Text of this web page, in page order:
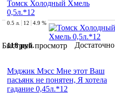
Томск Холодный Хмель
0,5л.*12
Быстрый просмотр
0.5 л. 12 4.9 %
118 руб. Достаточно
Мэджик Мэсс Мне этот Ваш
пасьянк не понятен, Я хотела
гадание 0,45л.*12